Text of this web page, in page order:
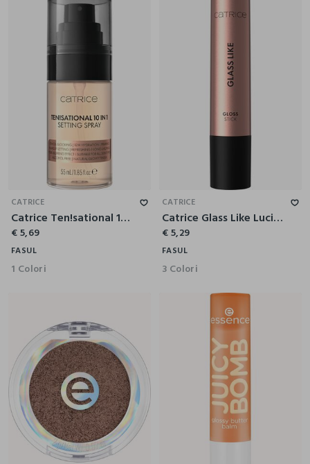
CATRICE
Catrice Ten!sational 10 in 1 Spray Viso Multitasking
€ 5,69
FASUL
1 Colori
CATRICE
Catrice Glass Like Lucidalabbra in Stick 010
€ 5,29
FASUL
3 Colori